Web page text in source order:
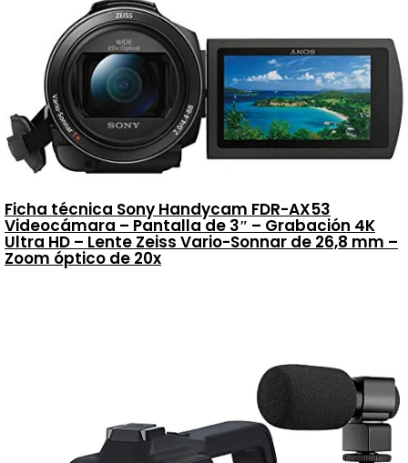
Ficha técnica Sony Handycam FDR-AX53
Videocámara – Pantalla de 3″ – Grabación 4K
Ultra HD – Lente Zeiss Vario-Sonnar de 26,8 mm –
Zoom óptico de 20x